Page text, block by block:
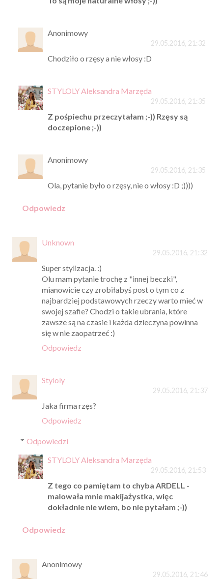
Anonimowy
29.05.2016, 21:32
Chodziło o rzęsy a nie włosy :D
STYLOLY Aleksandra Marzęda
29.05.2016, 21:35
Z pośpiechu przeczytałam ;-)) Rzęsy są
doczepione ;-))
Anonimowy
29.05.2016, 21:35
Ola, pytanie było o rzęsy, nie o włosy :D ;))))
Odpowiedz
Unknown
29.05.2016, 21:32
Super stylizacja. :)
Olu mam pytanie trochę z "innej beczki",
mianowicie czy zrobiłabyś post o tym co z
najbardziej podstawowych rzeczy warto mieć w
swojej szafie? Chodzi o takie ubrania, które
zawsze są na czasie i każda dzieczyna powinna
się w nie zaopatrzeć :)
Odpowiedz
Styloly
29.05.2016, 21:37
Jaka firma rzęs?
Odpowiedz
Odpowiedzi
STYLOLY Aleksandra Marzęda
29.05.2016, 21:53
Z tego co pamiętam to chyba ARDELL -
malowała mnie makijażystka, więc
dokładnie nie wiem, bo nie pytałam ;-))
Odpowiedz
Anonimowy
29.05.2016, 21:46